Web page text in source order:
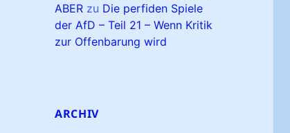
ABER zu Die perfiden Spiele
der AfD – Teil 21 – Wenn Kritik
zur Offenbarung wird
ARCHIV